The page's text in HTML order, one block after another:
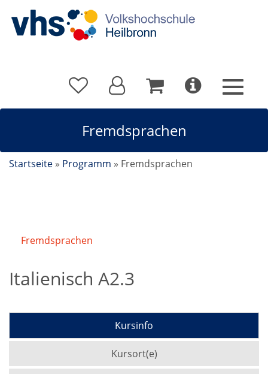
Fremdsprachen
Startseite » Programm » Fremdsprachen
Fremdsprachen
Italienisch A2.3
Kursinfo
Kursort(e)